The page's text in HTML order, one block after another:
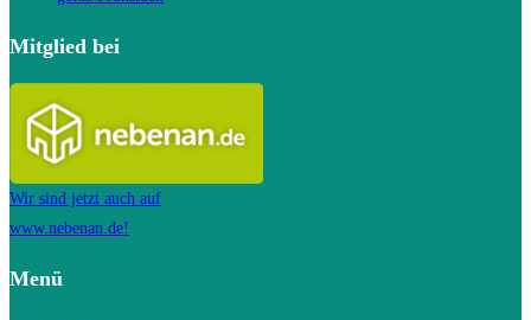
Mitglied bei
Wir sind jetzt auch auf
www.nebenan.de!
Menü